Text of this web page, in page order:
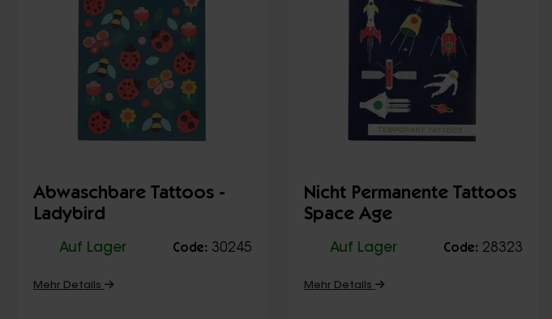
Abwaschbare Tattoos -
Ladybird
Auf Lager Code: 30245
Mehr Details
Nicht Permanente Tattoos
Space Age
Auf Lager Code: 28323
Mehr Details